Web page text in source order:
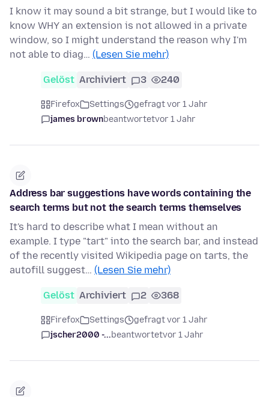
I know it may sound a bit strange, but I would like to
know WHY an extension is not allowed in a private
window, so I might understand the reason why I'm
not able to diag… (Lesen Sie mehr)
Gelöst Archiviert 3 240
Firefox Settings
gefragt vor 1 Jahr
james brownbeantwortetvor 1 Jahr
Address bar suggestions have words containing the
search terms but not the search terms themselves
It's hard to describe what I mean without an
example. I type "tart" into the search bar, and instead
of the recently visited Wikipedia page on tarts, the
autofill suggest… (Lesen Sie mehr)
Gelöst Archiviert 2 368
Firefox Settings
gefragt vor 1 Jahr
jscher2000 -...beantwortetvor 1 Jahr